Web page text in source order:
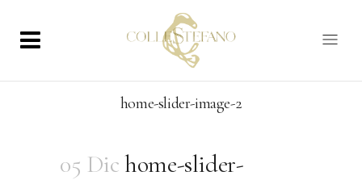
home-slider-image-2
05 Dichome-slider-